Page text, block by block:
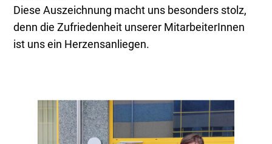
Diese Auszeichnung macht uns besonders stolz,
denn die Zufriedenheit unserer MitarbeiterInnen
ist uns ein Herzensanliegen.